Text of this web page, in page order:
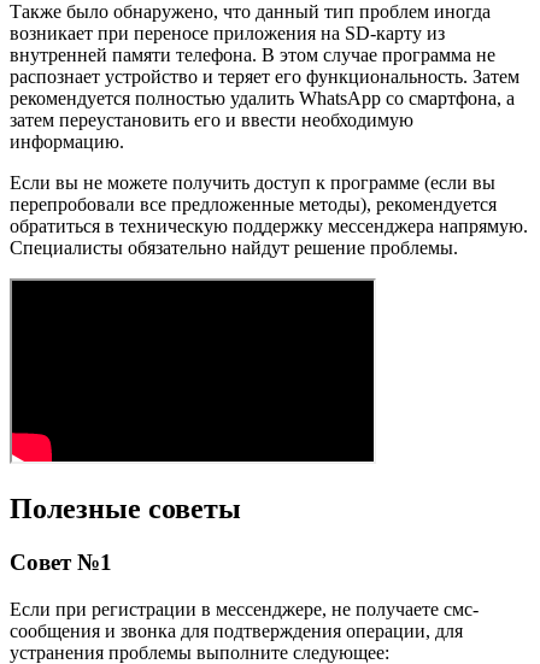
Также было обнаружено, что данный тип проблем иногда
возникает при переносе приложения на SD-карту из
внутренней памяти телефона. В этом случае программа не
распознает устройство и теряет его функциональность. Затем
рекомендуется полностью удалить WhatsApp со смартфона, а
затем переустановить его и ввести необходимую
информацию.
Если вы не можете получить доступ к программе (если вы
перепробовали все предложенные методы), рекомендуется
обратиться в техническую поддержку мессенджера напрямую.
Специалисты обязательно найдут решение проблемы.
Полезные советы
Совет №1
Если при регистрации в мессенджере, не получаете смс-
сообщения и звонка для подтверждения операции, для
устранения проблемы выполните следующее: